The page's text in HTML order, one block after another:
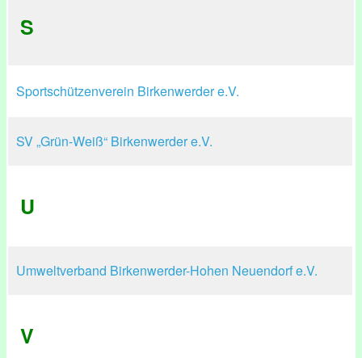
S
Sportschützenverein Birkenwerder e.V.
SV „Grün-Weiß“ Birkenwerder e.V.
U
Umweltverband Birkenwerder-Hohen Neuendorf e.V.
V